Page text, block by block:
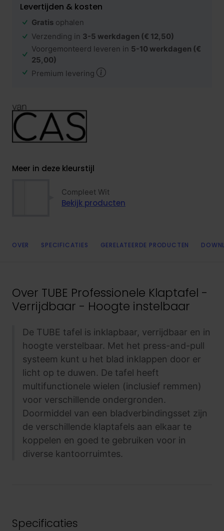
Levertijden & kosten
Gratis ophalen
Verzending in 3-5 werkdagen (€ 12,50)
Voorgemonteerd leveren in 5-10 werkdagen (€
25,00)
Premium levering
Meer in deze kleurstijl
Compleet Wit
Bekijk producten
OVER SPECIFICATIES GERELATEERDE PRODUCTEN
Over TUBE Professionele Klaptafel -
Verrijdbaar - Hoogte instelbaar
De TUBE tafel is inklapbaar, verrijdbaar en in
hoogte verstelbaar. Met het press-and-pull
systeem kunt u het blad inklappen door er
licht op te duwen. De tafel heeft
multifunctionele wielen (inclusief remmen)
voor verschillende ondergronden.
Doormiddel van een bladverbindingsset zijn
de verschillende klaptafels aan elkaar te
koppelen en goed te gebruiken voor in
diverse kantoorruimtes.
Specificaties